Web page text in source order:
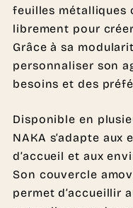
feuilles métalliques
librement pour
Grâce à sa
personnaliser son
besoins et des
Disponible en
NAKA s’adapte aux
d’accueil et aux
Son couvercle
permet d’accueillir